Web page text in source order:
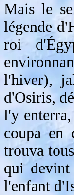
Mais le
légende
roi
l'hiver),
d'Osiris,
l'y
coupa en
trouva
qui devint
l'enfant